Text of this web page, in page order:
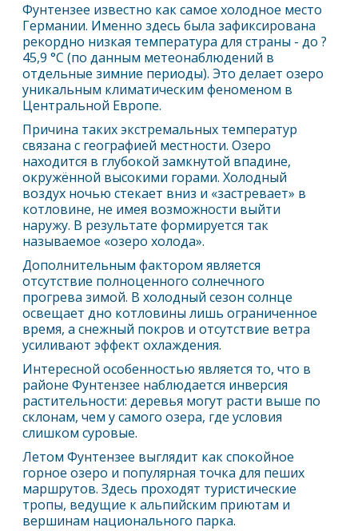
Фунтензее известно как самое холодное место
Германии. Именно здесь была зафиксирована
рекордно низкая температура для страны - до ?
45,9 °C (по данным метеонаблюдений в
отдельные зимние периоды). Это делает озеро
уникальным климатическим феноменом в
Центральной Европе.
Причина таких экстремальных температур
связана с географией местности. Озеро
находится в глубокой замкнутой впадине,
окружённой высокими горами. Холодный
воздух ночью стекает вниз и «застревает» в
котловине, не имея возможности выйти
наружу. В результате формируется так
называемое «озеро холода».
Дополнительным фактором является
отсутствие полноценного солнечного
прогрева зимой. В холодный сезон солнце
освещает дно котловины лишь ограниченное
время, а снежный покров и отсутствие ветра
усиливают эффект охлаждения.
Интересной особенностью является то, что в
районе Фунтензее наблюдается инверсия
растительности: деревья могут расти выше по
склонам, чем у самого озера, где условия
слишком суровые.
Летом Фунтензее выглядит как спокойное
горное озеро и популярная точка для пеших
маршрутов. Здесь проходят туристические
тропы, ведущие к альпийским приютам и
вершинам национального парка.